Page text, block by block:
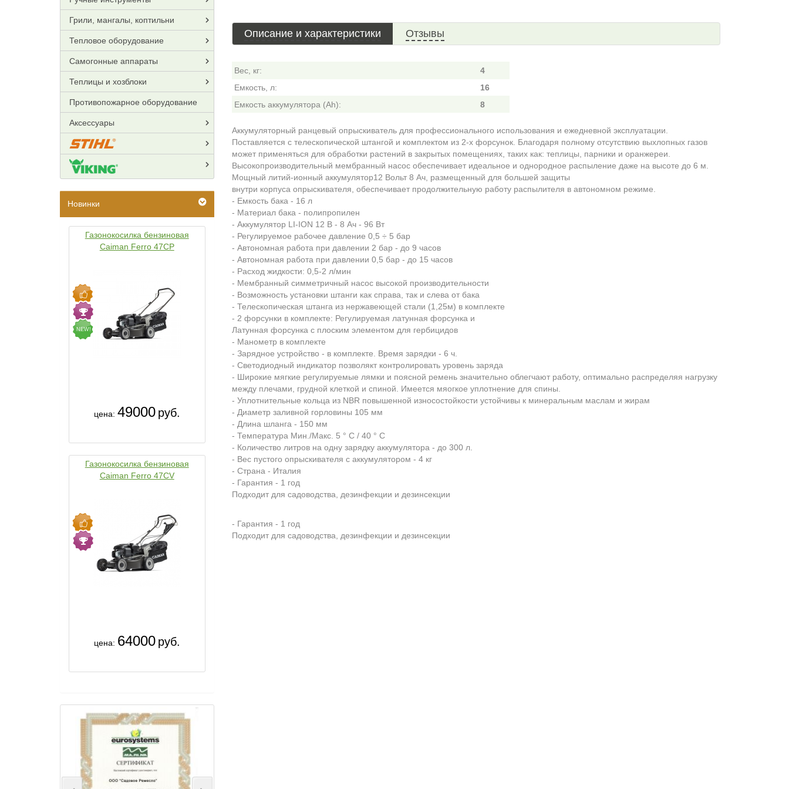
Грили, мангалы, коптильни
Тепловое оборудование
Самогонные аппараты
Теплицы и хозблоки
Противопожарное оборудование
Аксессуары
Новинки
Газонокосилка бензиновая
Caiman Ferro 47CP
NEW!
цена: 49000 руб.
Газонокосилка бензиновая
Caiman Ferro 47CV
цена: 64000 руб.
Описание и характеристики Отзывы
Вес, кг:
4
Емкость, л:
16
Емкость аккумулятора (Ah):
8
Аккумуляторный ранцевый опрыскиватель для профессионального использования и ежедневной эксплуатации.
Поставляется с телескопической штангой и комплектом из 2-х форсунок. Благодаря полному отсутствию выхлопных газов
может применяться для обработки растений в закрытых помещениях, таких как: теплицы, парники и оранжереи.
Высокопроизводительный мембранный насос обеспечивает идеальное и однородное распыление даже на высоте до 6 м.
Мощный литий-ионный аккумулятор12 Вольт 8 Ач, размещенный для большей защиты
внутри корпуса опрыскивателя, обеспечивает продолжительную работу распылителя в автономном режиме.
- Емкость бака - 16 л
- Материал бака - полипропилен
- Аккумулятор LI-ION 12 В - 8 Ач - 96 Вт
- Регулируемое рабочее давление 0,5 ÷ 5 бар
- Автономная работа при давлении 2 бар - до 9 часов
- Автономная работа при давлении 0,5 бар - до 15 часов
- Расход жидкости: 0,5-2 л/мин
- Мембранный симметричный насос высокой производительности
- Возможность установки штанги как справа, так и слева от бака
- Телескопическая штанга из нержавеющей стали (1,25м) в комплекте
- 2 форсунки в комплекте: Регулируемая латунная форсунка и
Латунная форсунка с плоским элементом для гербицидов
- Манометр в комплекте
- Зарядное устройство - в комплекте. Время зарядки - 6 ч.
- Светодиодный индикатор позволякт контролировать уровень заряда
- Широкие мягкие регулируемые лямки и поясной ремень значительно облегчают работу, оптимально распределяя нагрузку
между плечами, грудной клеткой и спиной. Имеется мяогкое уплотнение для спины.
- Уплотнительные кольца из NBR повышенной износостойкости устойчивы к минеральным маслам и жирам
- Диаметр заливной горловины 105 мм
- Длина шланга - 150 мм
- Температура Мин./Макс. 5 ° C / 40 ° C
- Количество литров на одну зарядку аккумулятора - до 300 л.
- Вес пустого опрыскивателя с аккумулятором - 4 кг
- Страна - Италия
- Гарантия - 1 год
Подходит для садоводства, дезинфекции и дезинсекции
- Гарантия - 1 год
Подходит для садоводства, дезинфекции и дезинсекции